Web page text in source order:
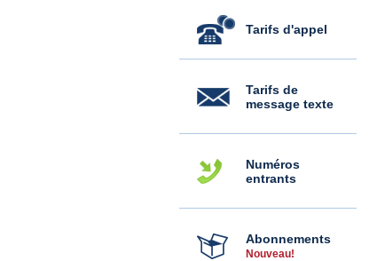
Tarifs d'appel
Tarifs de
message texte
Numéros
entrants
Abonnements
Nouveau!